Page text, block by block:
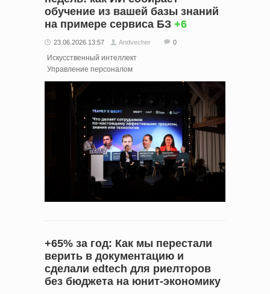
обучение из вашей базы знаний
на примере сервиса БЗ +6
23.06.2026 13:57 Andvecher 0
Искусственный интеллект
Управление персоналом
+65% за год: Как мы перестали
верить в документацию и
сделали edtech для риелторов
без бюджета на юнит-экономику